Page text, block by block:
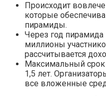
Происходит
которые
пирамиды.
Через год
миллионы
рассчитывается
Максимальный
1,5 лет.
все вложенные